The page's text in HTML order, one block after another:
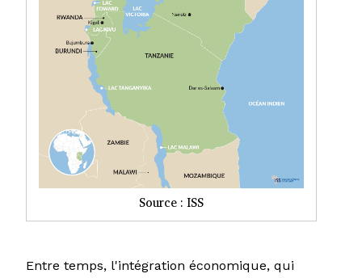
Source : ISS
Entre temps, l'intégration économique, qui